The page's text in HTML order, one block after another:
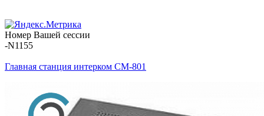
Номер Вашей сессии
-N1155
Главная станция интерком CM-801